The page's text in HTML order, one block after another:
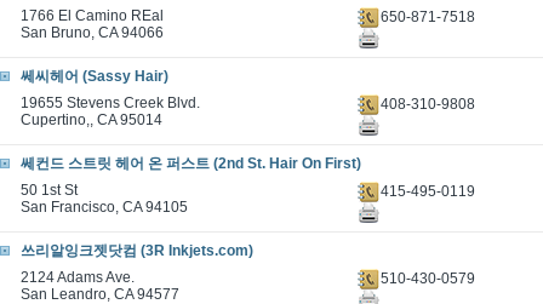
1766 El Camino REal
San Bruno, CA 94066
650-871-7518
쎄씨헤어 (Sassy Hair)
19655 Stevens Creek Blvd.
Cupertino,, CA 95014
408-310-9808
쎄컨드 스트릿 헤어 온 퍼스트 (2nd St. Hair On First)
50 1st St
San Francisco, CA 94105
415-495-0119
쓰리알잉크젯닷컴 (3R Inkjets.com)
2124 Adams Ave.
San Leandro, CA 94577
510-430-0579